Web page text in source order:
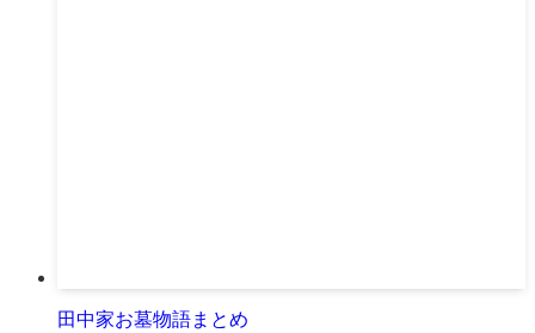
田中家お墓物語まとめ